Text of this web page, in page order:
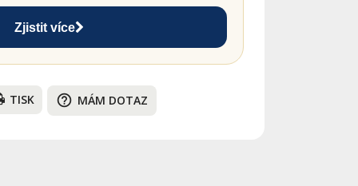
Zjistit více
TISK help_outline MÁM DOTAZ